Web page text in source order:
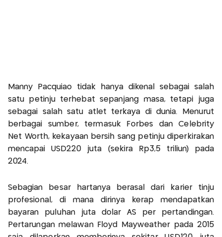
Manny Pacquiao tidak hanya dikenal sebagai salah
satu petinju terhebat sepanjang masa, tetapi juga
sebagai salah satu atlet terkaya di dunia. Menurut
berbagai sumber, termasuk Forbes dan Celebrity
Net Worth, kekayaan bersih sang petinju diperkirakan
mencapai USD220 juta (sekira Rp3,5 triliun) pada
2024.
Sebagian besar hartanya berasal dari karier tinju
profesional, di mana dirinya kerap mendapatkan
bayaran puluhan juta dolar AS per pertandingan.
Pertarungan melawan Floyd Mayweather pada 2015